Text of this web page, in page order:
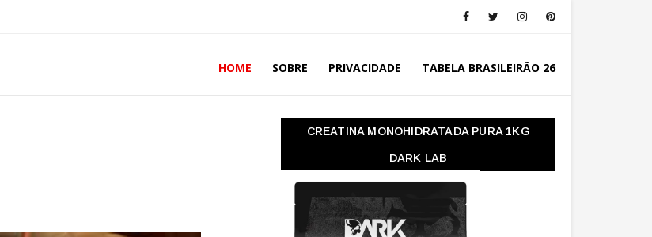
HOME SOBRE PRIVACIDADE TABELA BRASILEIRÃO 26
CREATINA MONOHIDRATADA PURA 1KG
DARK LAB